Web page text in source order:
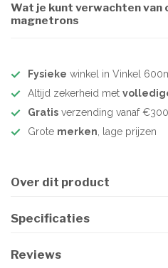
Wat je kunt verwachten van
magnetrons
Fysieke winkel in Vinkel
Altijd zekerheid met
Gratis verzending vanaf €300
Grote merken, lage prijzen
Over dit product
Specificaties
Reviews